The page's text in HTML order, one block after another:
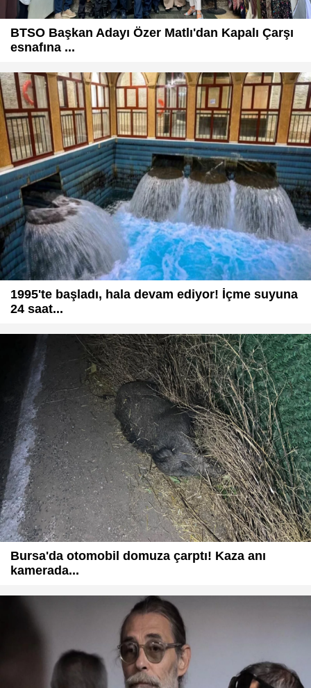
BTSO Başkan Adayı Özer Matlı'dan Kapalı Çarşı
esnafına ...
1995'te başladı, hala devam ediyor! İçme suyuna
24 saat...
Bursa'da otomobil domuza çarptı! Kaza anı
kamerada...